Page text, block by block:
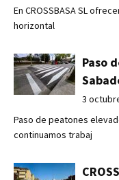
En CROSSBASA SL
horizontal
Paso
3
Paso de peatones
continuamos trabaj